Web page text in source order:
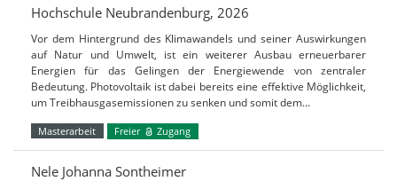
Hochschule Neubrandenburg, 2026
Vor dem Hintergrund des Klimawandels und seiner Auswirkungen
auf Natur und Umwelt, ist ein weiterer Ausbau erneuerbarer
Energien für das Gelingen der Energiewende von zentraler
Bedeutung. Photovoltaik ist dabei bereits eine effektive Möglichkeit,
um Treibhausgasemissionen zu senken und somit dem…
Masterarbeit Freier Zugang
Nele Johanna Sontheimer